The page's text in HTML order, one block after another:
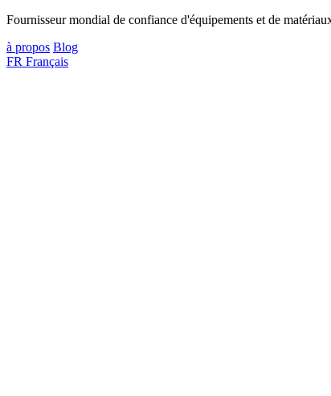
Fournisseur mondial de confiance d'équipements et de
à propos Blog
FR Français